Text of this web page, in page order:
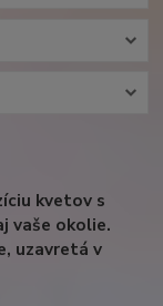
kvetov s
vaše okolie.
uzavretá v